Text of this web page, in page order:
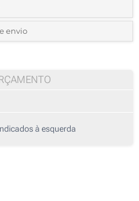
cores do logotipo:
envio
à esquerda